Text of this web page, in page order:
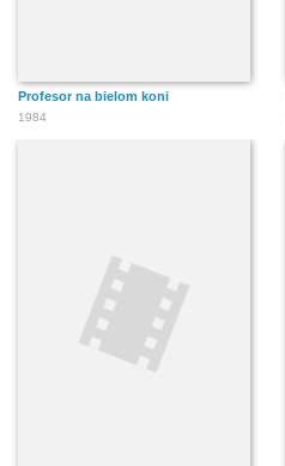
Profesor na bielom koni
1984